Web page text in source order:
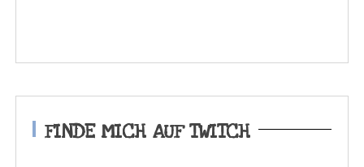
FINDE MICH AUF TWITCH